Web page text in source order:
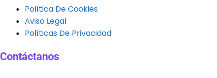
Política De Cookies
Aviso Legal
Políticas De Privacidad
Contáctanos